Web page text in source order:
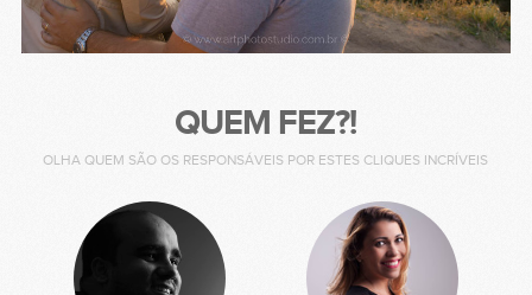
QUEM FEZ?!
OLHA QUEM SÃO OS RESPONSÁVEIS POR ESTES CLIQUES INCRÍVEIS